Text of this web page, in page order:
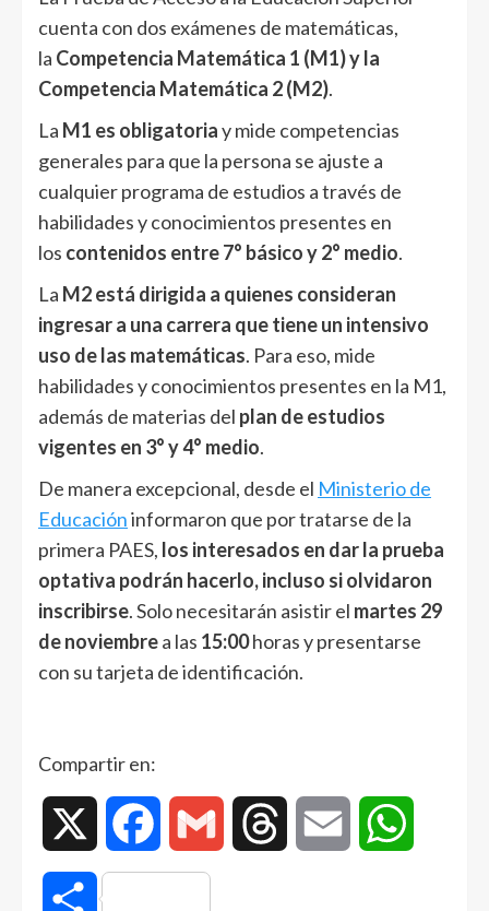
cuenta con dos exámenes de matemáticas,
la Competencia Matemática 1 (M1) y la
Competencia Matemática 2 (M2).
La M1 es obligatoriay mide competencias
generales para que la persona se ajuste a
cualquier programa de estudios a través de
habilidades y conocimientos presentes en
los contenidos entre 7° básico y 2° medio.
La M2 está dirigida a quienes consideran
ingresar a una carrera que tiene un intensivo
uso de las matemáticas. Para eso, mide
habilidades y conocimientos presentes en la M1,
además de materias del plan de estudios
vigentes en 3° y 4° medio.
De manera excepcional, desde el Ministerio de
Educacióninformaron que por tratarse de la
primera PAES, los interesados en dar la prueba
optativa podrán hacerlo, incluso si olvidaron
inscribirse. Solo necesitarán asistir el martes 29
de noviembrea las 15:00horas y presentarse
con su tarjeta de identificación.
Compartir en:
Facebook Gmail Threads Email
Compartir